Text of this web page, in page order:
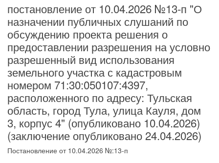
постановление от 10.04.2026 №13-п "О
назначении публичных слушаний по
обсуждению проекта решения о
предоставлении разрешения на условно
разрешенный вид использования
земельного участка с кадастровым
номером 71:30:050107:4397,
расположенного по адресу: Тульская
область, город Тула, улица Кауля, дом
3, корпус 4" (опубликовано 10.04.2026)
(заключение опубликовано 24.04.2026)
Постановление от 10.04.2026 №:13-п